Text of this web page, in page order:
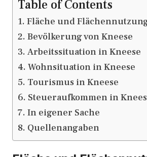
Table of Contents
Fläche und
Bevölkerung von Kneese
Arbeitssituation in Kneese
Wohnsituation in Kneese
Tourismus in Kneese
Steueraufkommen in
In eigener Sache
Quellenangaben